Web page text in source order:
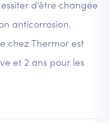
d’être changée
anticorrosion.
chez Thermor est
et 2 ans pour les